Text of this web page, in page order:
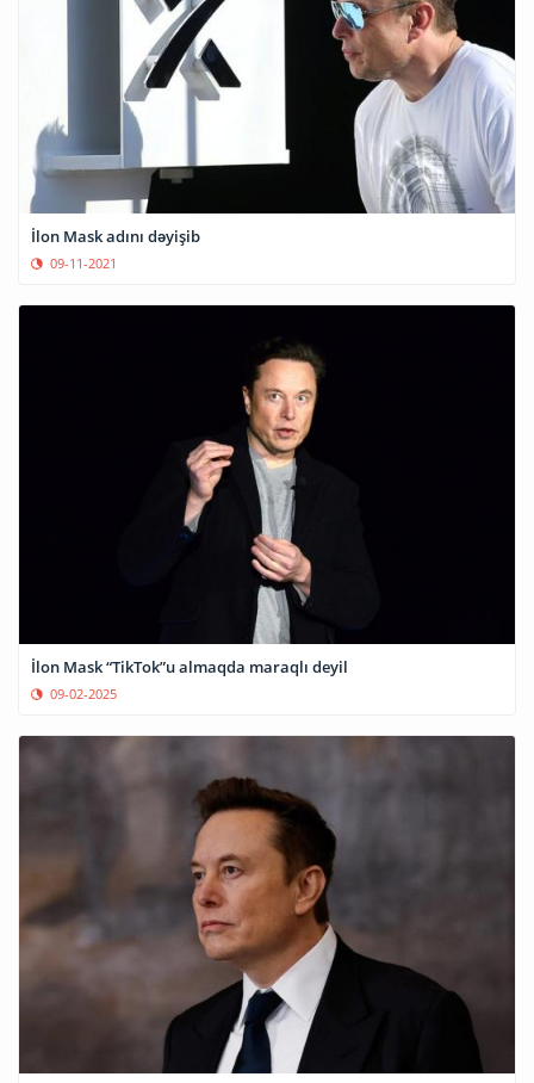
İlon Mask adını dəyişib
09-11-2021
İlon Mask “TikTok”u almaqda maraqlı deyil
09-02-2025